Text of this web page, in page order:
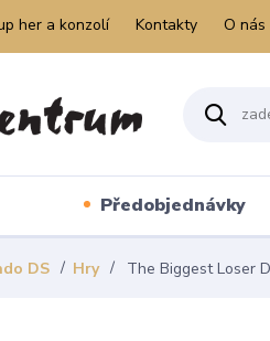
her a konzolí Kontakty O nás
Předobjednávky
DS Hry The Biggest Loser